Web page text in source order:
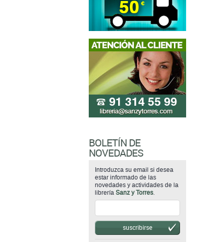
BOLETÍN DE
NOVEDADES
Introduzca su email si desea
estar informado de las
novedades y actividades de la
librería Sanz y Torres.
suscribirse